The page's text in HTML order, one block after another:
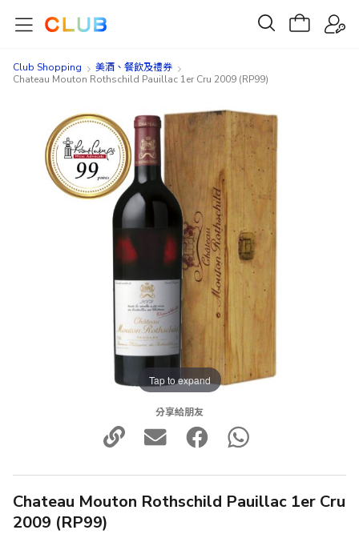
Club Shopping
美酒、餐飲及禮券​
Chateau Mouton Rothschild Pauillac 1er Cru 2009 (RP99)
beginning
Tap to expand
分享給朋友
Chateau Mouton Rothschild Pauillac 1er Cru
2009 (RP99)